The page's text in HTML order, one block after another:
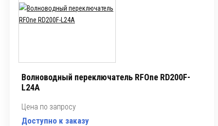
Волноводный переключатель RFOne RD200F-
L24A
Цена по запросу
Доступно к заказу